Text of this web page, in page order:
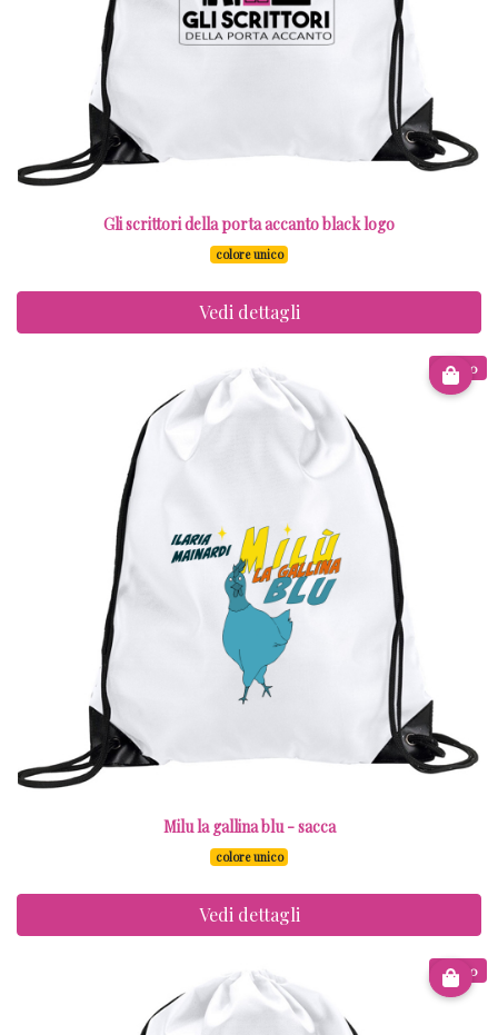
Gli scrittori della porta accanto black logo
colore unico
Vedi dettagli
€ 8.00
Milu la gallina blu - sacca
colore unico
Vedi dettagli
€ 8.00